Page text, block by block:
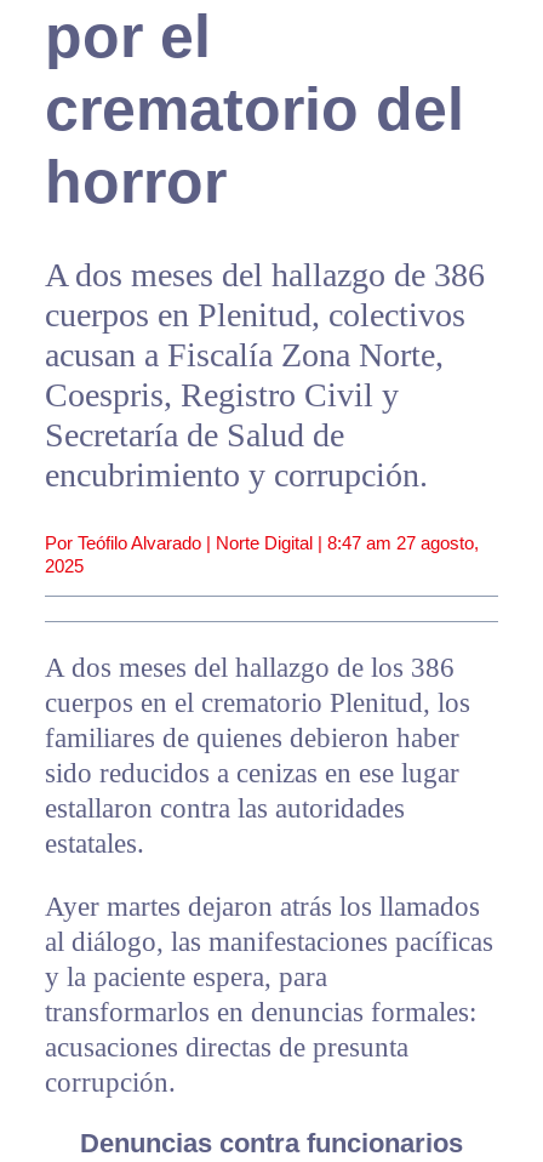
por el
crematorio del
horror
A dos meses del hallazgo de 386
cuerpos en Plenitud, colectivos
acusan a Fiscalía Zona Norte,
Coespris, Registro Civil y
Secretaría de Salud de
encubrimiento y corrupción.
Por Teófilo Alvarado | Norte Digital | 8:47 am 27 agosto,
2025
A dos meses del hallazgo de los 386
cuerpos en el crematorio Plenitud, los
familiares de quienes debieron haber
sido reducidos a cenizas en ese lugar
estallaron contra las autoridades
estatales.
Ayer martes dejaron atrás los llamados
al diálogo, las manifestaciones pacíficas
y la paciente espera, para
transformarlos en denuncias formales:
acusaciones directas de presunta
corrupción.
Denuncias contra funcionarios